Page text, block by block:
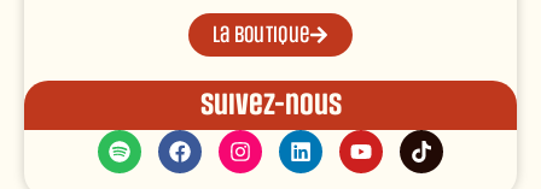
La boutique
Suivez-nous